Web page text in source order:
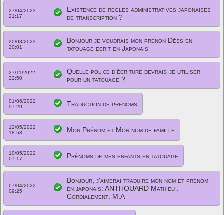
27/04/2023
21:17
Existence de règles administratives japonaises
de transcription ?
20/03/2023
20:01
Bonjour je voudrais mon prenon Déss en
tatouage ecrit en Japonais
27/11/2022
22:50
Quelle police d'écriture devrais-je utiliser
pour un tatouage ?
01/06/2022
07:20
Traduction de prenoms
12/05/2022
18:53
Mon Prénom et Mon nom de famille
10/05/2022
07:17
Prénoms de mes enfants en tatouage
07/04/2022
09:25
Bonjour, j'aimerai traduire mon nom et prénom
en japonais: ANTHOUARD Mathieu .
Cordialement. M.A